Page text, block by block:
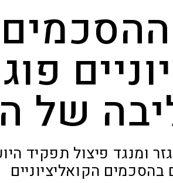
של
ומנגד פיצול תפקיד
הקואליציוניים